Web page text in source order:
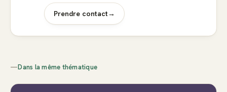
Prendre contact→
—Dans la même thématique